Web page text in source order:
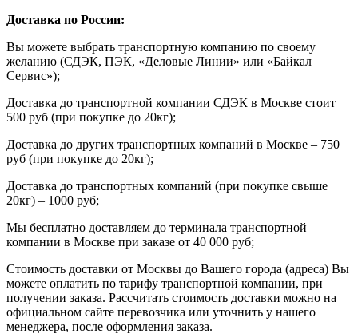
Доставка по России:
Вы можете выбрать транспортную компанию по своему
желанию (СДЭК, ПЭК, «Деловые Линии» или «Байкал
Сервис»);
Доставка до транспортной компании СДЭК в Москве стоит
500 руб (при покупке до 20кг);
Доставка до других транспортных компаний в Москве – 750
руб (при покупке до 20кг);
Доставка до транспортных компаний (при покупке свыше
20кг) – 1000 руб;
Мы бесплатно доставляем до терминала транспортной
компании в Москве при заказе от 40 000 руб;
Стоимость доставки от Москвы до Вашего города (адреса) Вы
можете оплатить по тарифу транспортной компании, при
получении заказа. Рассчитать стоимость доставки можно на
официальном сайте перевозчика или уточнить у нашего
менеджера, после оформления заказа.